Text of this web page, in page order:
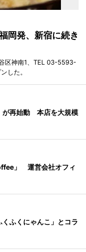
岡発、新宿に続き
区神南1、TEL 03-5593-
した。
が再始動 本店を大規模
」 運営会社オフィ
ふくにゃんこ」とコラ